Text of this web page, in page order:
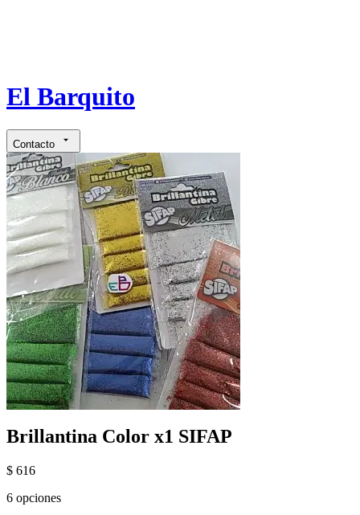
El Barquito
Contacto
Brillantina Color x1 SIFAP
$ 616
6 opciones